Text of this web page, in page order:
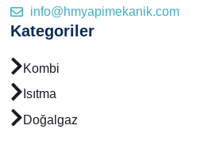
info@hmyapimekanik.com
Kategoriler
Kombi
Isıtma
Doğalgaz